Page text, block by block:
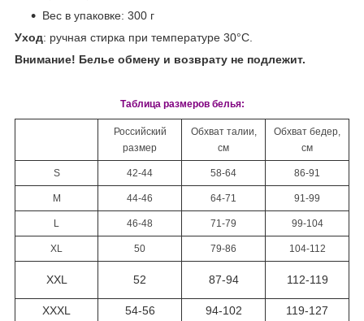
Вес в упаковке: 300 г
Уход: ручная стирка при температуре 30°С.
Внимание! Белье обмену и возврату не подлежит.
Таблица размеров белья:
Российский
размер
Обхват талии,
см
Обхват бедер,
см
S 42-44 58-64 86-91
M 44-46 64-71 91-99
L 46-48 71-79 99-104
XL 50 79-86 104-112
XXL 52 87-94 112-119
XXXL 54-56 94-102 119-127